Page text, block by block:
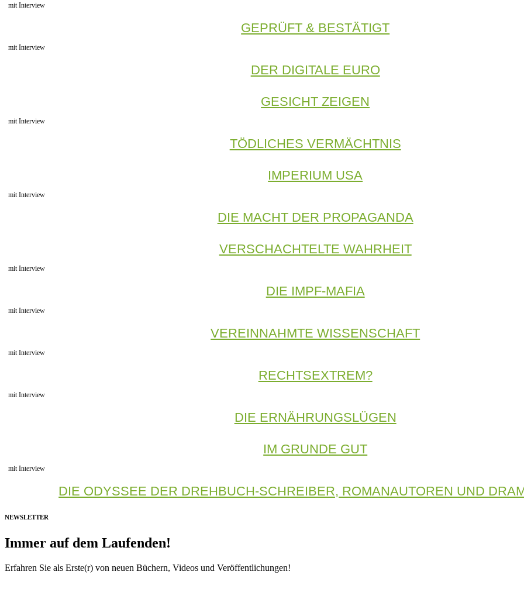
mit Interview
GEPRÜFT & BESTÄTIGT
mit Interview
DER DIGITALE EURO​
GESICHT ZEIGEN
mit Interview
TÖDLICHES VERMÄCHTNIS
IMPERIUM USA
mit Interview
DIE MACHT DER PROPAGANDA
VERSCHACHTELTE WAHRHEIT
mit Interview
DIE IMPF-MAFIA
mit Interview
VEREINNAHMTE WISSENSCHAFT
mit Interview
RECHTSEXTREM?
mit Interview
DIE ERNÄHRUNGSLÜGEN
IM GRUNDE GUT
mit Interview
DIE ODYSSEE DER DREHBUCH-SCHREIBER, ROMANAUTOREN UND
NEWSLETTER
Immer auf dem Laufenden!
Erfahren Sie als Erste(r) von neuen Büchern, Videos und Veröffentlichungen!